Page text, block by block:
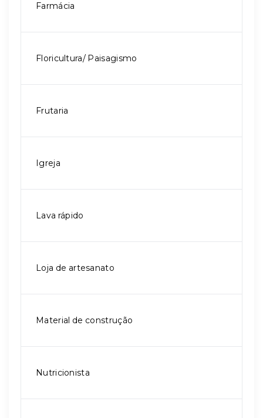
Farmácia
Floricultura/ Paisagismo
Frutaria
Igreja
Lava rápido
Loja de artesanato
Material de construção
Nutricionista